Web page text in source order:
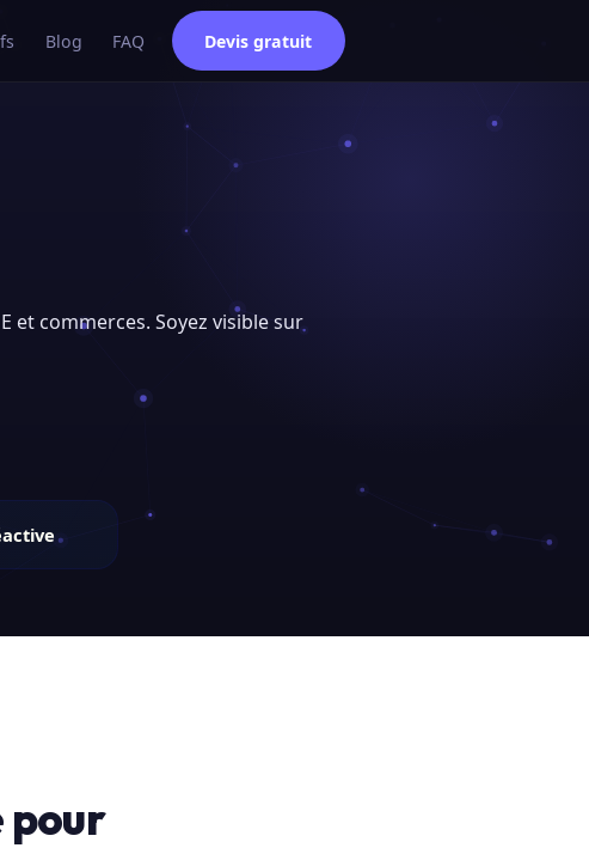
Blog FAQ Devis gratuit
commerces. Soyez visible sur
pour